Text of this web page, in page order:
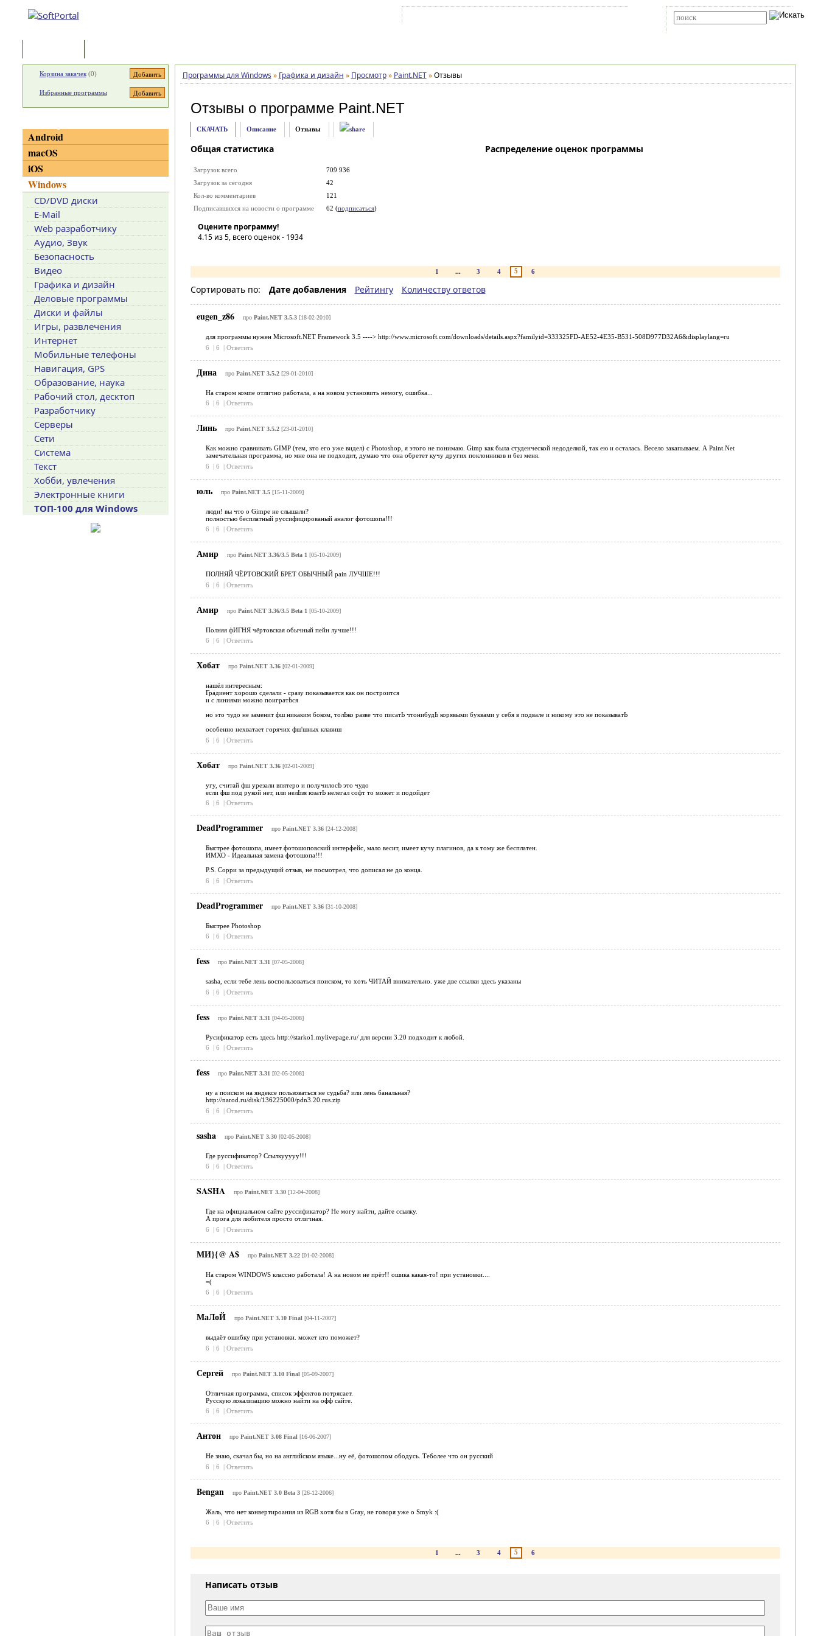
Программы для Windows » Графика и дизайн » Просмотр » Paint.NET » Отзывы
Отзывы о программе Paint.NET
СКАЧАТЬ Описание Отзывы
Общая статистика
Загрузок всего
709 936
Загрузок за сегодня
42
Кол-во комментариев
121
Подписавшихся на новости о программе
62 (подписаться)
Оцените программу!
4.15из 5, всего оценок - 1934
Распределение оценок программы
1 ... 3 4 5 6
Сортировать по: Дате добавления Рейтингу Количеству ответов
eugen_z86 про Paint.NET 3.5.3[18-02-2010]
для программы нужен Microsoft.NET Framework 3.5 ----> http://www.microsoft.com/downloads/details.aspx?familyid=333325FD-AE52-4E35-B531-508D977D32A6&displaylang=ru
6
| 6 | Ответить
Дина про Paint.NET 3.5.2[29-01-2010]
На старом компе отлично работала, а на новом установить немогу, ошибка...
6
| 6 | Ответить
Линь про Paint.NET 3.5.2[23-01-2010]
Как можно сравнивать GIMP (тем, кто его уже видел) с Photoshop, я этого не понимаю. Gimp как была студенческой недоделкой, так ею и осталась. Весело закапываем. А Paint.Net
замечательная программа, но мне она не подходит, думаю что она обретет кучу других поклонников и без меня.
6
| 6 | Ответить
юль про Paint.NET 3.5[15-11-2009]
люди! вы что о Gimpe не слышали?
полностью бесплатный руссифицированый аналог фотошопа!!!
6
| 6 | Ответить
Амир про Paint.NET 3.36/3.5 Beta 1 [05-10-2009]
ПОЛНЯЙ ЧЁРТОВСКИЙ БРЕТ ОБЫЧНЫЙ pain ЛУЧШЕ!!!
6
| 6 | Ответить
Амир про Paint.NET 3.36/3.5 Beta 1 [05-10-2009]
Полняя фИГНЯ чёртовская обычный пейн лучше!!!
6
| 6 | Ответить
Хобат про Paint.NET 3.36[02-01-2009]
нашёл интересным:
Градиент хорошо сделали - сразу показывается как он построится
и с линиями можно поигратЬся
но это чудо не заменит фш никаким боком, толЬко разве что писатЬ чтонибудЬ корявыми буквами у себя в подвале и никому это не показыватЬ
особенно нехватает горячих фш'шных клавиш
6
| 6 | Ответить
Хобат про Paint.NET 3.36[02-01-2009]
угу, считай фш урезали впятеро и получилосЬ это чудо
если фш под рукой нет, или нелЬзя юзатЬ нелегал софт то может и подойдет
6
| 6 | Ответить
DeadProgrammer про Paint.NET 3.36[24-12-2008]
Быстрее фотошопа, имеет фотошоповский интерфейс, мало весит, имеет кучу плагинов, да к тому же бесплатен.
ИМХО - Идеальная замена фотошопа!!!
P.S. Сорри за предыдущий отзыв, не посмотрел, что дописал не до конца.
6
| 6 | Ответить
DeadProgrammer про Paint.NET 3.36[31-10-2008]
Быстрее Photoshop
6
| 6 | Ответить
fess про Paint.NET 3.31 [07-05-2008]
sasha, если тебе лень воспользоваться поиском, то хоть ЧИТАЙ внимательно. уже две ссылки здесь указаны
6
| 6 | Ответить
fess про Paint.NET 3.31 [04-05-2008]
Русификатор есть здесь http://starko1.mylivepage.ru/ для версии 3.20 подходит к любой.
6
| 6 | Ответить
fess про Paint.NET 3.31 [02-05-2008]
ну а поиском на яндексе пользоваться не судьба? или лень банальная?
http://narod.ru/disk/136225000/pdn3.20.rus.zip
6
| 6 | Ответить
sasha про Paint.NET 3.30[02-05-2008]
Где руссификатор? Ссылкууууу!!!
6
| 6 | Ответить
SASHA про Paint.NET 3.30[12-04-2008]
Где на официальном сайте руссификатор? Не могу найти, дайте ссылку.
А прога для любителя просто отличная.
6
| 6 | Ответить
МИ}{@ A$ про Paint.NET 3.22[01-02-2008]
На старом WINDOWS классно работала! А на новом не прёт!! ошика какая-то! при установки....
=(
6
| 6 | Ответить
МаЛоЙ про Paint.NET 3.10 Final [04-11-2007]
выдаёт ошибку при установки. может кто поможет?
6
| 6 | Ответить
Сергей про Paint.NET 3.10 Final [05-09-2007]
Отличная программа, список эффектов потрясает.
Русскую локализацию можно найти на офф сайте.
6
| 6 | Ответить
Антон про Paint.NET 3.08 Final [16-06-2007]
Не знаю, скачал бы, но на английском языке...ну её, фотошопом ободусь. Теболее что он русский
6
| 6 | Ответить
Bengan про Paint.NET 3.0 Beta 3[26-12-2006]
Жаль, что нет конвертироания из RGB хотя бы в Gray, не говоря уже о Smyk :(
6
| 6 | Ответить
1 ... 3 4 5 6
Написать отзыв
Корзина закачек(0)
Избранные программы
Android
macOS
iOS
Windows
CD/DVD диски
E-Mail
Web разработчику
Аудио, Звук
Безопасность
Видео
Графика и дизайн
Деловые программы
Диски и файлы
Игры, развлечения
Интернет
Мобильные телефоны
Навигация, GPS
Образование, наука
Рабочий стол, десктоп
Разработчику
Серверы
Сети
Система
Текст
Хобби, увлечения
Электронные книги
ТОП-100 для Windows